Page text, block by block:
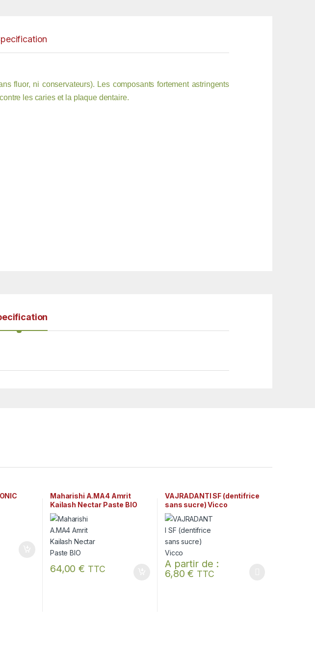
fluor, ni conservateurs). Les composants fortement astringents
les caries et la plaque dentaire.
Maharishi A.MA4 Amrit
Kailash Nectar Paste BIO
64,00€ TTC
VAJRADANTI SF (dentifrice
sans sucre) Vicco
A partir de :
6,80€ TTC
Ce produit a plusieurs variations. Les options